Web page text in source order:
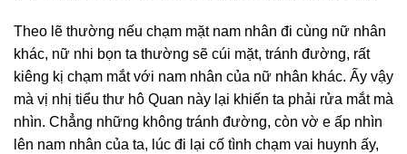
Theo lẽ thường nếu chạm mặt nam nhân đi cùng nữ nhân
khác, nữ nhi bọn ta thường sẽ cúi mặt, tránh đường, rất
kiêng kị chạm mắt với nam nhân của nữ nhân khác. Ấy vậy
mà vị nhị tiểu thư hô Quan này lại khiến ta phải rửa mắt mà
nhìn. Chẳng những không tránh đường, còn vờ e ấp nhìn
lên nam nhân của ta, lúc đi lại cố tình chạm vai huynh ấy,